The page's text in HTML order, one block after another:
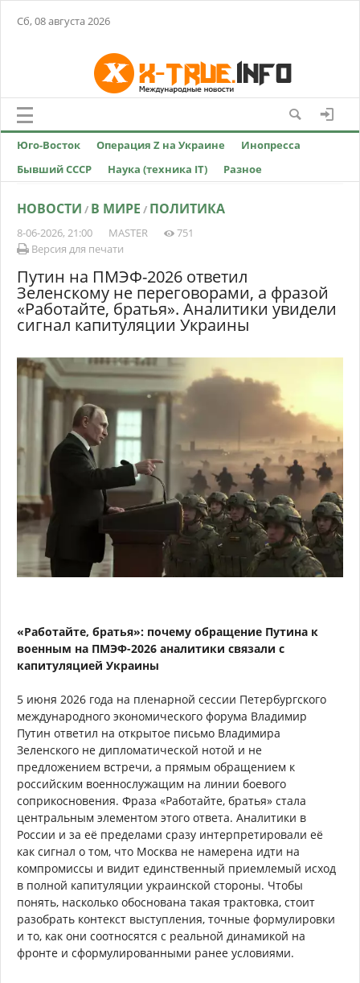
Сб, 08 августа 2026
Юго-Восток Операция Z на Украине
Инопресса
Бывший СССР
Наука (техника IT) Разное
НОВОСТИ / В МИРЕ / ПОЛИТИКА
8-06-2026, 21:00 MASTER
751
Версия для печати
Путин на ПМЭФ-2026 ответил
Зеленскому не переговорами, а фразой
«Работайте, братья». Аналитики увидели
сигнал капитуляции Украины
«Работайте, братья»: почему обращение Путина к
военным на ПМЭФ-2026 аналитики связали с
капитуляцией Украины
5 июня 2026 года на пленарной сессии Петербургского
международного экономического форума Владимир
Путин ответил на открытое письмо Владимира
Зеленского не дипломатической нотой и не
предложением встречи, а прямым обращением к
российским военнослужащим на линии боевого
соприкосновения. Фраза «Работайте, братья» стала
центральным элементом этого ответа. Аналитики в
России и за её пределами сразу интерпретировали её
как сигнал о том, что Москва не намерена идти на
компромиссы и видит единственный приемлемый исход
в полной капитуляции украинской стороны. Чтобы
понять, насколько обоснована такая трактовка, стоит
разобрать контекст выступления, точные формулировки
и то, как они соотносятся с реальной динамикой на
фронте и сформулированными ранее условиями.